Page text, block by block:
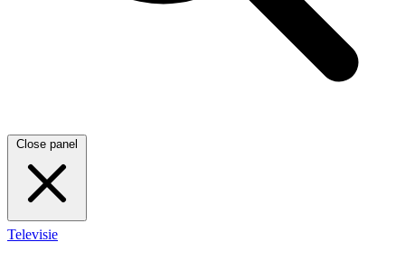
Close panel
Televisie